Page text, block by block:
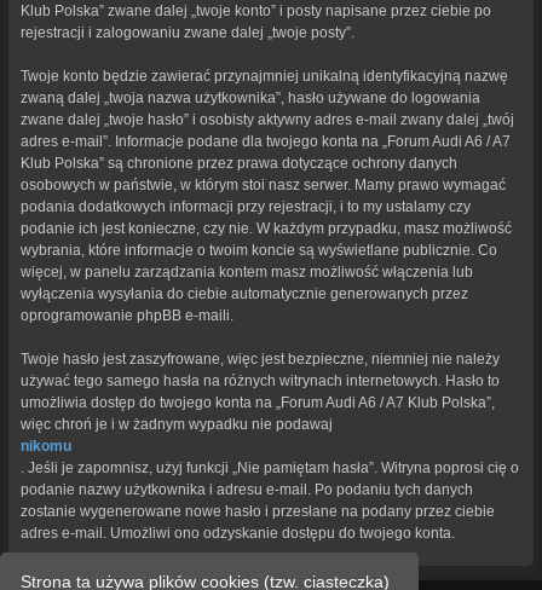
Strona ta używa plików cookies (tzw. ciasteczka)
Klub Polska” zwane dalej „twoje konto” i posty napisane przez ciebie po
rejestracji i zalogowaniu zwane dalej „twoje posty”.
Twoje konto będzie zawierać przynajmniej unikalną identyfikacyjną nazwę
zwaną dalej „twoja nazwa użytkownika”, hasło używane do logowania
zwane dalej „twoje hasło” i osobisty aktywny adres e-mail zwany dalej „twój
adres e-mail”. Informacje podane dla twojego konta na „Forum Audi A6 / A7
Klub Polska” są chronione przez prawa dotyczące ochrony danych
osobowych w państwie, w którym stoi nasz serwer. Mamy prawo wymagać
podania dodatkowych informacji przy rejestracji, i to my ustalamy czy
podanie ich jest konieczne, czy nie. W każdym przypadku, masz możliwość
wybrania, które informacje o twoim koncie są wyświetlane publicznie. Co
więcej, w panelu zarządzania kontem masz możliwość włączenia lub
wyłączenia wysyłania do ciebie automatycznie generowanych przez
oprogramowanie phpBB e-maili.
Twoje hasło jest zaszyfrowane, więc jest bezpieczne, niemniej nie należy
używać tego samego hasła na różnych witrynach internetowych. Hasło to
umożliwia dostęp do twojego konta na „Forum Audi A6 / A7 Klub Polska”,
więc chroń je i w żadnym wypadku nie podawaj
nikomu
. Jeśli je zapomnisz, użyj funkcji „Nie pamiętam hasła”. Witryna poprosi cię o
podanie nazwy użytkownika i adresu e-mail. Po podaniu tych danych
zostanie wygenerowane nowe hasło i przesłane na podany przez ciebie
adres e-mail. Umożliwi ono odzyskanie dostępu do twojego konta.